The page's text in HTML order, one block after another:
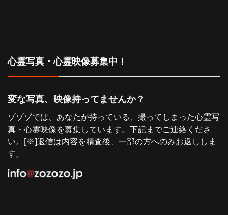
シ
ョ
ン
心霊写真・心霊映像募集中！
変な写真、映像持ってませんか？
ゾゾゾでは、あなたが持っている、撮ってしまった心霊写
真・心霊映像を募集しています。下記までご連絡くださ
い。[※]返信は内容を精査後、一部の方へのみお返ししま
す。